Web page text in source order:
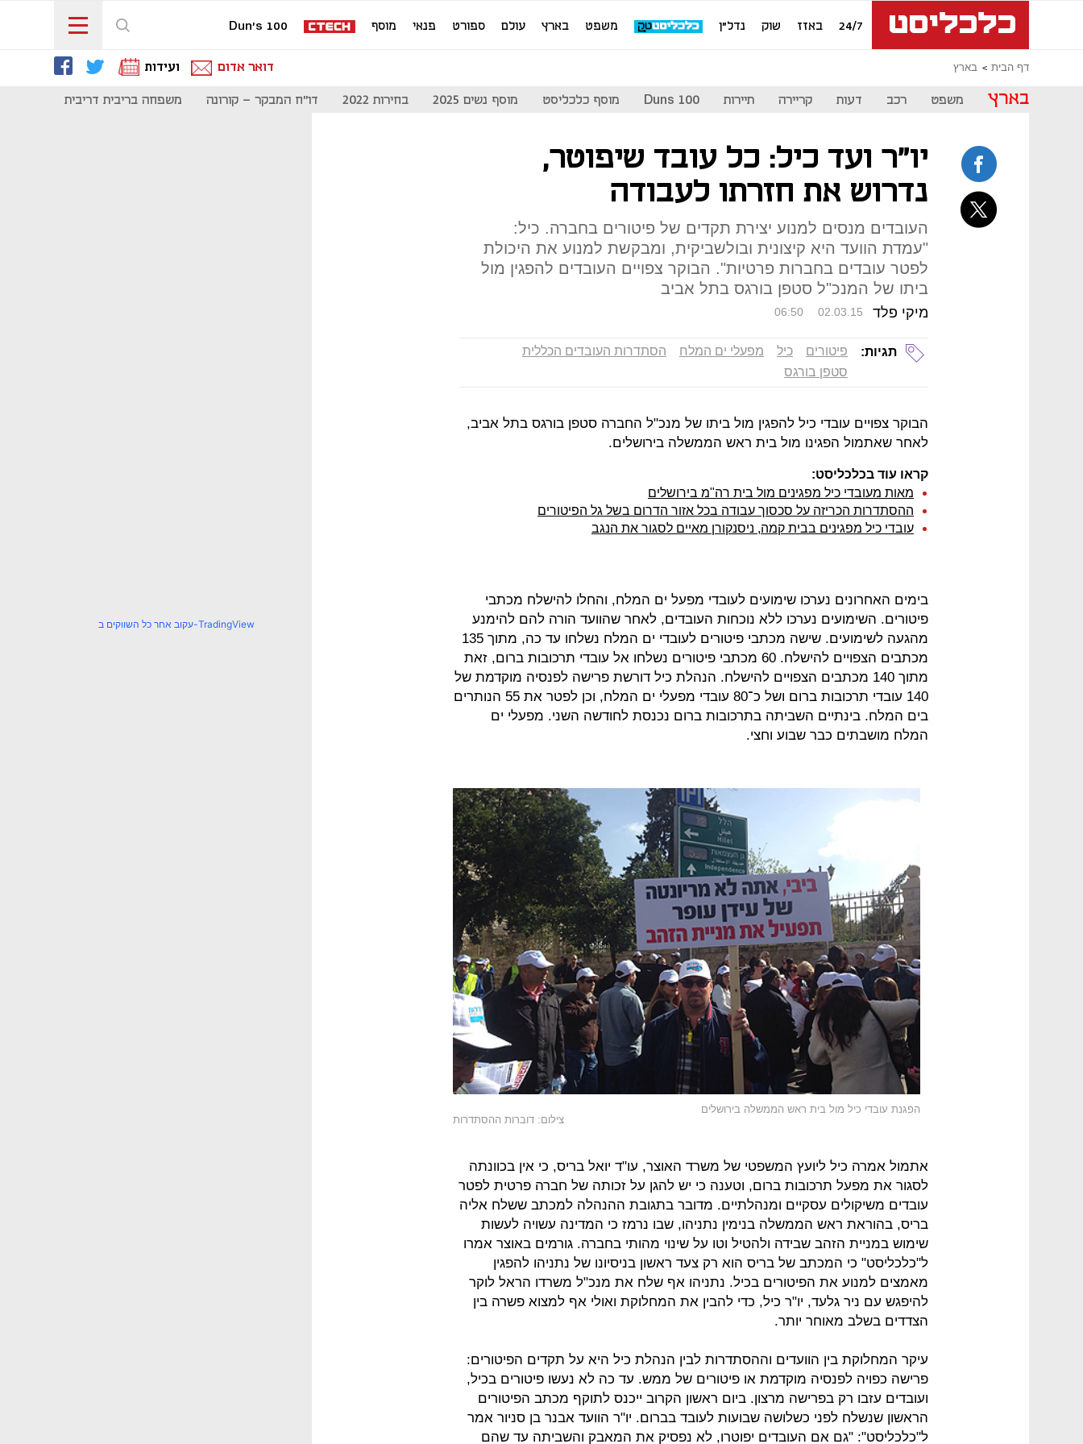
24/7 באזז שוק נדל"ן משפט בארץ עולם ספורט פנאי מוסף Dun's 100
דף הבית בארץ דואר אדום ועידות
בארץ משפט רכב דעות קריירה תיירות Duns 100 מוסף כלכליסט מוסף נשים 2025 בחירות 2022 דו"ח המבקר - קורונה משפחה בריבית דריבית
יו"ר ועד כיל: כל עובד שיפוטר,
נדרוש את חזרתו לעבודה
העובדים מנסים למנוע יצירת תקדים של פיטורים בחברה. כיל:
"עמדת הוועד היא קיצונית ובולשביקית, ומבקשת למנוע את היכולת
לפטר עובדים בחברות פרטיות". הבוקר צפויים העובדים להפגין מול
ביתו של המנכ"ל סטפן בורגס בתל אביב
מיקי פלד 06:50 02.03.15
תגיות: פיטורים כיל מפעלי ים המלח
הסתדרות העובדים הכללית
סטפן בורגס
הבוקר צפויים עובדי כיל להפגין מול ביתו של מנכ"ל החברה סטפן בורגס בתל אביב,
לאחר שאתמול הפגינו מול בית ראש הממשלה בירושלים.
קראו עוד בכלכליסט:
מאות מעובדי כיל מפגינים מול בית רה"מ בירושלים
ההסתדרות הכריזה על סכסוך עבודה בכל אזור הדרום בשל גל הפיטורים
עובדי כיל מפגינים בבית קמה, ניסנקורן מאיים לסגור את הנגב
בימים האחרונים נערכו שימועים לעובדי מפעל ים המלח, והחלו להישלח מכתבי
פיטורים. השימועים נערכו ללא נוכחות העובדים, לאחר שהוועד הורה להם להימנע
מהגעה לשימועים. שישה מכתבי פיטורים לעובדי ים המלח נשלחו עד כה, מתוך 135
מכתבים הצפויים להישלח. 60 מכתבי פיטורים נשלחו אל עובדי תרכובות ברום, זאת
מתוך 140 מכתבים הצפויים להישלח. הנהלת כיל דורשת פרישה לפנסיה מוקדמת של
140 עובדי תרכובות ברום ושל כ־80 עובדי מפעלי ים המלח, וכן לפטר את 55 הנותרים
בים המלח. בינתיים השביתה בתרכובות ברום נכנסת לחודשה השני. מפעלי ים
המלח מושבתים כבר שבוע וחצי.
הפגנת עובדי כיל מול בית ראש הממשלה בירושלים
צילום: דוברות ההסתדרות
אתמול אמרה כיל ליועץ המשפטי של משרד האוצר, עו"ד יואל בריס, כי אין בכוונתה
לסגור את מפעל תרכובות ברום, וטענה כי יש להגן על זכותה של חברה פרטית לפטר
עובדים משיקולים עסקיים ומנהלתיים. מדובר בתגובת ההנהלה למכתב ששלח אליה
בריס, בהוראת ראש הממשלה בנימין נתניהו, שבו נרמז כי המדינה עשויה לעשות
שימוש במניית הזהב שבידה ולהטיל וטו על שינוי מהותי בחברה. גורמים באוצר אמרו
ל"כלכליסט" כי המכתב של בריס הוא רק צעד ראשון בניסיונו של נתניהו להפגין
מאמצים למנוע את הפיטורים בכיל. נתניהו אף שלח את מנכ"ל משרדו הראל לוקר
להיפגש עם ניר גלעד, יו"ר כיל, כדי להבין את המחלוקת ואולי אף למצוא פשרה בין
הצדדים בשלב מאוחר יותר.
עיקר המחלוקת בין הוועדים וההסתדרות לבין הנהלת כיל היא על תקדים הפיטורים:
פרישה כפויה לפנסיה מוקדמת או פיטורים של ממש. עד כה לא נעשו פיטורים בכיל,
ועובדים עזבו רק בפרישה מרצון. ביום ראשון הקרוב ייכנס לתוקף מכתב הפיטורים
הראשון שנשלח לפני כשלושה שבועות לעובד בברום. יו"ר הוועד אבנר בן סניור אמר
ל"כלכליסט": "גם אם העובדים יפוטרו, לא נפסיק את המאבק והשביתה עד שהם
עקוב אחר כל השווקים ב-TradingView